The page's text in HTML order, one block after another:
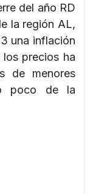
del año RD
la región AL,
una inflación
precios ha
de menores
poco de la